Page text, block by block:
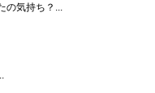
の気持ち？...